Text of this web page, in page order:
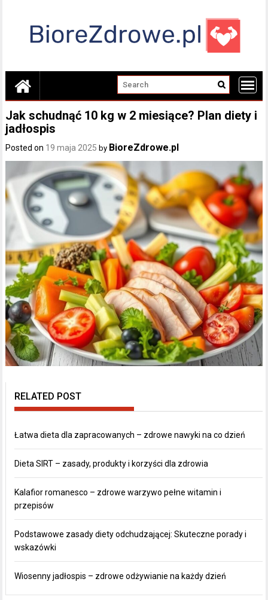
Jak schudnąć 10 kg w 2 miesiące? Plan diety i
jadłospis
Posted on 19 maja 2025 by BioreZdrowe.pl
RELATED POST
Łatwa dieta dla zapracowanych – zdrowe nawyki na co dzień
Dieta SIRT – zasady, produkty i korzyści dla zdrowia
Kalafior romanesco – zdrowe warzywo pełne witamin i
przepisów
Podstawowe zasady diety odchudzającej: Skuteczne porady i
wskazówki
Wiosenny jadłospis – zdrowe odżywianie na każdy dzień